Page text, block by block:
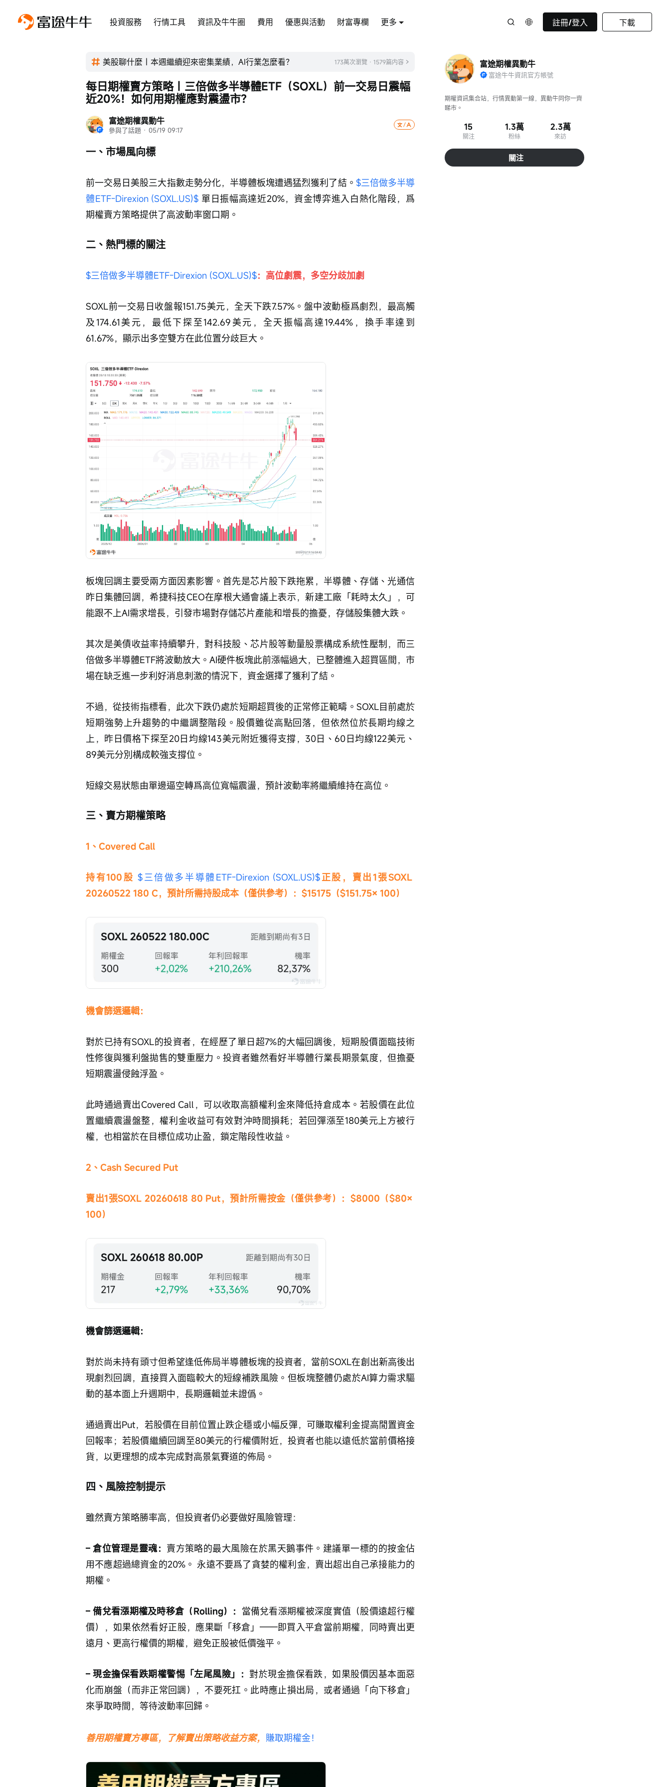
投資服務 行情工具 資訊及牛牛圈 費用 優惠與活動 財富專欄 更多 註冊/登入 下載
美股聊什麼｜本週繼續迎來密集業績，AI行業怎麼看？ 173萬次瀏覽 · 1579篇内容
富途期權異動牛
參與了話題 · 05/19 09:17
每日期權賣方策略｜三倍做多半導體ETF（SOXL）前一交易日震幅
近20%！如何用期權應對震盪市？
一、市場風向標
前一交易日美股三大指數走勢分化，半導體板塊遭遇猛烈獲利了結。 $三倍做多半導
體ETF-Direxion (SOXL.US)$ 單日振幅高達近20%，資金博弈進入白熱化階段，爲
期權賣方策略提供了高波動率窗口期。
二、熱門標的關注
$三倍做多半導體ETF-Direxion (SOXL.US)$：高位劇震，多空分歧加劇
SOXL前一交易日收盤報151.75美元，全天下跌7.57%。盤中波動極爲劇烈，最高觸
及174.61美元，最低下探至142.69美元，全天振幅高達19.44%，換手率達到
61.67%，顯示出多空雙方在此位置分歧巨大。
板塊回調主要受兩方面因素影響。首先是芯片股下跌拖累，半導體、存儲、光通信
昨日集體回調，希捷科技CEO在摩根大通會議上表示，新建工廠「耗時太久」，可
能跟不上AI需求增長，引發市場對存儲芯片產能和增長的擔憂，存儲股集體大跌。
其次是美債收益率持續攀升，對科技股、芯片股等動量股票構成系統性壓制，而三
倍做多半導體ETF將波動放大。AI硬件板塊此前漲幅過大，已整體進入超買區間，市
場在缺乏進一步利好消息刺激的情況下，資金選擇了獲利了結。
不過，從技術指標看，此次下跌仍處於短期超買後的正常修正範疇。SOXL目前處於
短期強勢上升趨勢的中繼調整階段。股價雖從高點回落，但依然位於長期均線之
上，昨日價格下探至20日均線143美元附近獲得支撐，30日、60日均線122美元、
89美元分別構成較強支撐位。
短線交易狀態由單邊逼空轉爲高位寬幅震盪，預計波動率將繼續維持在高位。
三、賣方期權策略
1、Covered Call
持有100股 $三倍做多半導體ETF-Direxion (SOXL.US)$正股，賣出1張SOXL
20260522 180 C，預計所需持股成本（僅供參考）：$15175（$151.75× 100）
機會篩選邏輯：
對於已持有SOXL的投資者，在經歷了單日超7%的大幅回調後，短期股價面臨技術
性修復與獲利盤拋售的雙重壓力。投資者雖然看好半導體行業長期景氣度，但擔憂
短期震盪侵蝕浮盈。
此時通過賣出Covered Call，可以收取高額權利金來降低持倉成本。若股價在此位
置繼續震盪盤整，權利金收益可有效對沖時間損耗；若回彈漲至180美元上方被行
權，也相當於在目標位成功止盈，鎖定階段性收益。
2、Cash Secured Put
賣出1張SOXL 20260618 80 Put，預計所需按金（僅供參考）：$8000（$80×
100）
機會篩選邏輯：
對於尚未持有頭寸但希望逢低佈局半導體板塊的投資者，當前SOXL在創出新高後出
現劇烈回調，直接買入面臨較大的短線補跌風險。但板塊整體仍處於AI算力需求驅
動的基本面上升週期中，長期邏輯並未證僞。
通過賣出Put，若股價在目前位置止跌企穩或小幅反彈，可賺取權利金提高閒置資金
回報率；若股價繼續回調至80美元的行權價附近，投資者也能以遠低於當前價格接
貨，以更理想的成本完成對高景氣賽道的佈局。
四、風險控制提示
雖然賣方策略勝率高，但投資者仍必要做好風險管理：
– 倉位管理是靈魂： 賣方策略的最大風險在於黑天鵝事件。建議單一標的的按金佔
用不應超過總資金的20%。 永遠不要爲了貪婪的權利金，賣出超出自己承接能力的
期權。
– 備兌看漲期權及時移倉（Rolling）： 當備兌看漲期權被深度實值（股價遠超行權
價），如果依然看好正股，應果斷「移倉」——即買入平倉當前期權，同時賣出更
遠月、更高行權價的期權，避免正股被低價強平。
– 現金擔保看跌期權警惕「左尾風險」：對於現金擔保看跌，如果股價因基本面惡
化而崩盤（而非正常回調），不要死扛。此時應止損出局，或者通過「向下移倉」
來爭取時間，等待波動率回歸。
善用期權賣方專區，了解賣出策略收益方案， 賺取期權金！
富途期權異動牛
富途牛牛資訊官方帳號
期權資訊集合站，行情異動第一線，異動牛同你一齊
睇市。
15
關注
1.3萬
粉絲
2.3萬
來訪
關注